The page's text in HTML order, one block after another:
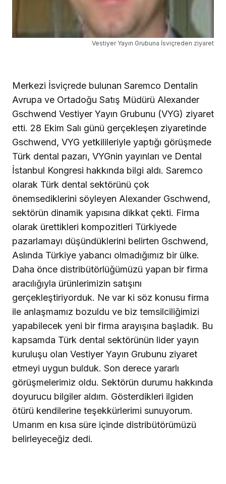
Vestiyer Yayın Grubuna İsviçreden ziyaret
Merkezi İsviçrede bulunan Saremco Dentalin
Avrupa ve Ortadoğu Satış Müdürü Alexander
Gschwend Vestiyer Yayın Grubunu (VYG) ziyaret
etti. 28 Ekim Salı günü gerçekleşen ziyaretinde
Gschwend, VYG yetkilileriyle yaptığı görüşmede
Türk dental pazarı, VYGnin yayınları ve Dental
İstanbul Kongresi hakkında bilgi aldı. Saremco
olarak Türk dental sektörünü çok
önemsediklerini söyleyen Alexander Gschwend,
sektörün dinamik yapısına dikkat çekti. Firma
olarak ürettikleri kompozitleri Türkiyede
pazarlamayı düşündüklerini belirten Gschwend,
Aslında Türkiye yabancı olmadığımız bir ülke.
Daha önce distribütörlüğümüzü yapan bir firma
aracılığıyla ürünlerimizin satışını
gerçekleştiriyorduk. Ne var ki söz konusu firma
ile anlaşmamız bozuldu ve biz temsilciliğimizi
yapabilecek yeni bir firma arayışına başladık. Bu
kapsamda Türk dental sektörünün lider yayın
kuruluşu olan Vestiyer Yayın Grubunu ziyaret
etmeyi uygun bulduk. Son derece yararlı
görüşmelerimiz oldu. Sektörün durumu hakkında
doyurucu bilgiler aldım. Gösterdikleri ilgiden
ötürü kendilerine teşekkürlerimi sunuyorum.
Umarım en kısa süre içinde distribütörümüzü
belirleyeceğiz dedi.